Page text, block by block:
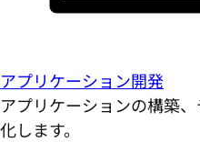
アプリケーション開発
アプリケーションの構築
化します。